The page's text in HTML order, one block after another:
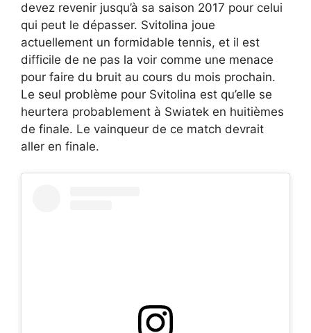
devez revenir jusqu’à sa saison 2017 pour celui
qui peut le dépasser. Svitolina joue
actuellement un formidable tennis, et il est
difficile de ne pas la voir comme une menace
pour faire du bruit au cours du mois prochain.
Le seul problème pour Svitolina est qu’elle se
heurtera probablement à Swiatek en huitièmes
de finale. Le vainqueur de ce match devrait
aller en finale.